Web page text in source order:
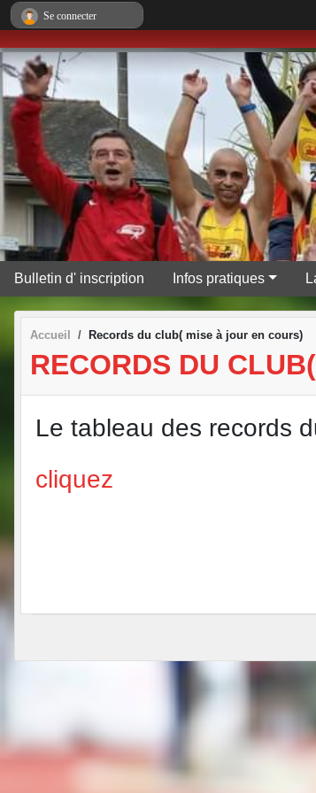
Bulletin d' inscription Infos pratiques
Accueil Records du club( mise à jour en cours)
RECORDS DU
Le tableau des records
cliquez
Se connecter
Panneau de gestion des cookies